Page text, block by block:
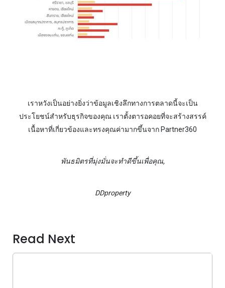
เราหวังเป็นอย่างยิ่งว่าข้อมูลเชิงลึกทางการตลาดนี้จะเป็น
ประโยชน์สำหรับธุรกิจของคุณ เราตั้งตารอคอยที่จะสร้างสรรค์
เนื้อหาที่เกี่ยวข้องและทรงคุณค่ามากขึ้นจาก Partner360
พันธมิตรที่มุ่งมั่นจะทำดีขึ้นเพื่อคุณ,
DDproperty
Read Next